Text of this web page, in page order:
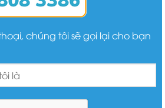
chúng tôi sẽ gọi lại cho bạn